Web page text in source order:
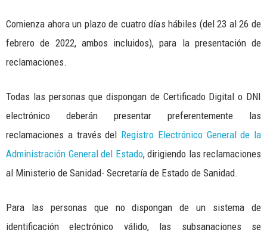
Comienza ahora un plazo de cuatro días hábiles (del 23 al 26 de
febrero de 2022, ambos incluidos), para la presentación de
reclamaciones.
Todas las personas que dispongan de Certificado Digital o DNI
electrónico deberán presentar preferentemente las
reclamaciones a través del Registro Electrónico General de la
Administración General del Estado, dirigiendo las reclamaciones
al Ministerio de Sanidad- Secretaría de Estado de Sanidad.
Para las personas que no dispongan de un sistema de
identificación electrónico válido, las subsanaciones se